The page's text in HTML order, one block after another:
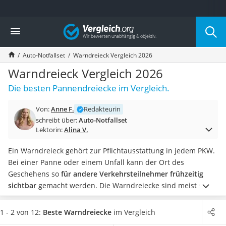
Die beliebtesten Vergleiche nach Kategorie
Auto & Motor
Fahrradträger-Anhängerkupplung (4 Fahrräder)
Fahrradträger
Fahrradträger (Anhängerkupplung)
Fahrradträger 3 Fahrräder
Benzinkanister (20 l)
Fahrradträger E-Bike
Benzinkanister
Wagenheber 3t
AGM-Batterie Wohnmobil
Thule-Fahrradträger
FM-Transmitter
Sommerreifen 205/55 R16
Autobatterie-Ladegerät
Vergleich
Auto-Notfallset Warndreieck Vergleich 2026
Warndreieck Vergleich 2026
Die besten Pannendreiecke im Vergleich.
Von:Anne F.
Redakteurin
schreibt über:Auto-Notfallset
Lektorin:Alina V.
Ein Warndreieck gehört zur Pflichtausstattung in jedem PKW.
Bei einer Panne oder einem Unfall kann der Ort des
Geschehens so für andere Verkehrsteilnehmer frühzeitig
sichtbar gemacht werden. Die Warndreiecke sind meist sehr
kompakt und platzsparend verstaut, so bietet sich ein Test
zum schnellen Aufstellen im Ernstfall an. Neben Warnwesten
1 - 2 von 12: Beste Warndreiecke im Vergleich